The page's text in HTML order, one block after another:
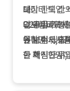
데이터 백업:
과 공유 가능
인할 수 있도
다.
Q2.비교표에
→ 보험사 홈
을 확인한 뒤,
조회 기
→ 단순 견적
보장 한도 간
이 추가로 암
유하면 의사
한 재진단암
주 바뀌는
가 갱신 시점
암보험비교
를 넘어서, 자
한 핵심 도구
통해 최적의
춰 보장을 조